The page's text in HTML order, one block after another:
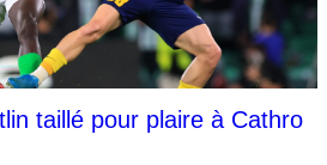
taillé pour plaire à Cathro